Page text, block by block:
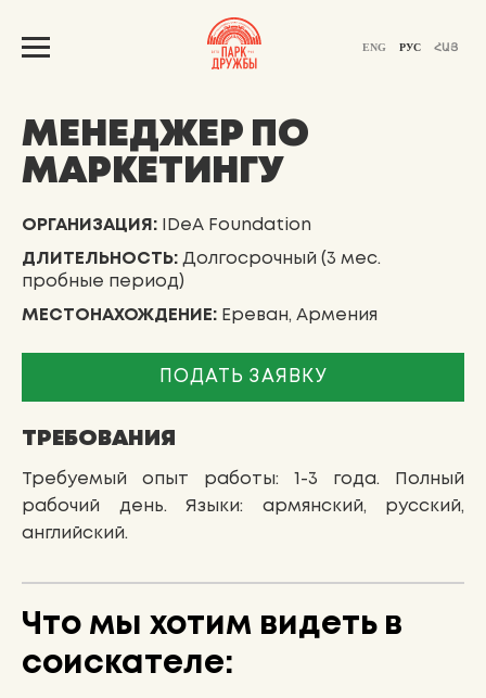
ENG РУС ՀԱՅ
МЕНЕДЖЕР ПО
МАРКЕТИНГУ
ОРГАНИЗАЦИЯ: IDeA Foundation
ДЛИТЕЛЬНОСТЬ: Долгосрочный (3 мес.
пробные период)
МЕСТОНАХОЖДЕНИЕ: Ереван, Армения
ПОДАТЬ ЗАЯВКУ
ТРЕБОВАНИЯ
Требуемый опыт работы: 1-3 года. Полный
рабочий день. Языки: армянский, русский,
английский.
Что мы хотим видеть в
соискателе: